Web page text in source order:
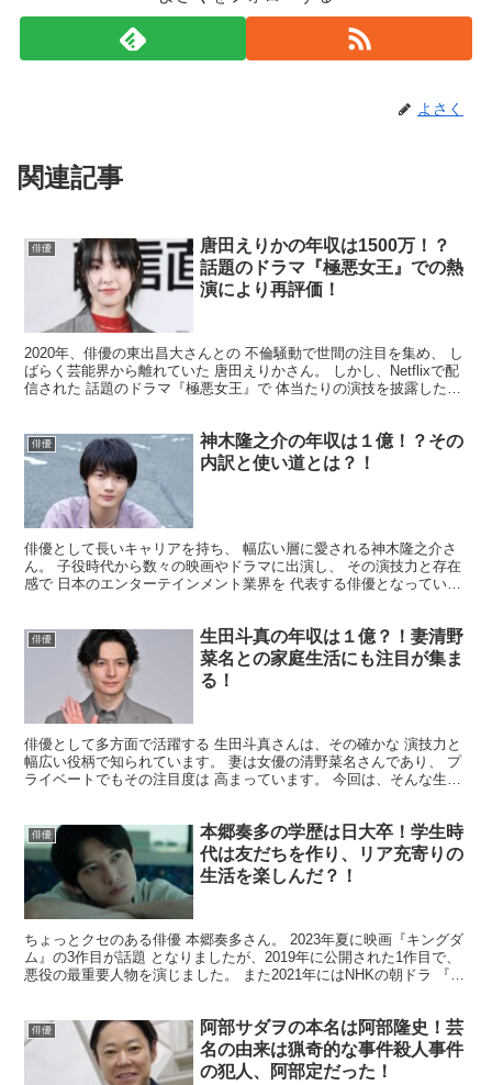
よさく
関連記事
俳優
唐田えりかの年収は1500万！？
話題のドラマ『極悪女王』での熱
演により再評価！
2020年、俳優の東出昌大さんとの 不倫騒動で世間の注目を集め、 し
ばらく芸能界から離れていた 唐田えりかさん。 しかし、Netflixで配
信された 話題のドラマ『極悪女王』で 体当たりの演技を披露したこ
俳優
神木隆之介の年収は１億！？その
内訳と使い道とは？！
俳優として長いキャリアを持ち、 幅広い層に愛される神木隆之介さ
ん。 子役時代から数々の映画やドラマに出演し、 その演技力と存在
感で 日本のエンターテインメント業界を 代表する俳優となっていま
俳優
生田斗真の年収は１億？！妻清野
菜名との家庭生活にも注目が集ま
る！
俳優として多方面で活躍する 生田斗真さんは、その確かな 演技力と
幅広い役柄で知られています。 妻は女優の清野菜名さんであり、 プ
ライベートでもその注目度は 高まっています。 今回は、そんな生田
俳優
本郷奏多の学歴は日大卒！学生時
代は友だちを作り、リア充寄りの
生活を楽しんだ？！
ちょっとクセのある俳優 本郷奏多さん。 2023年夏に映画『キングダ
ム』の3作目が話題 となりましたが、2019年に公開された1作目で、
悪役の最重要人物を演じました。 また2021年にはNHKの朝ドラ 『カ
俳優
阿部サダヲの本名は阿部隆史！芸
名の由来は猟奇的な事件殺人事件
の犯人、阿部定だった！